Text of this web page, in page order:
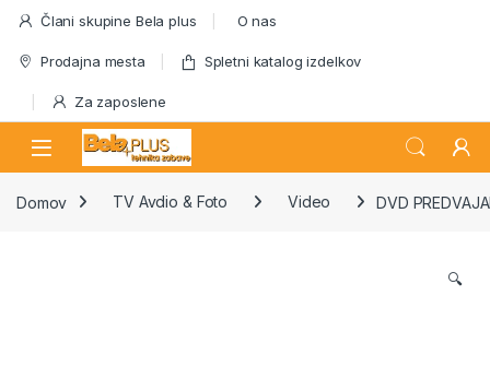
Skip to navigation
Skip to content
Člani skupine Bela plus O nas
Prodajna mesta Spletni katalog izdelkov
Za zaposlene
Domov TV Avdio & Foto Video DVD
🔍